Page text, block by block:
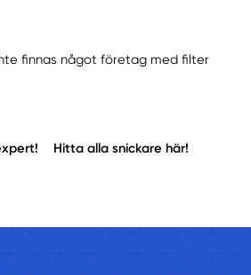
finnas något företag med filter
Hitta alla snickare här!